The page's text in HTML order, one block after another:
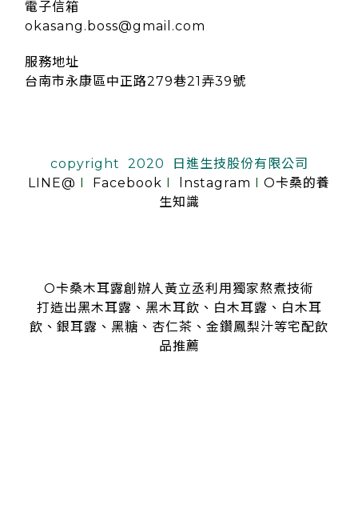
電子信箱
okasang.boss@gmail.com
服務地址
台南市永康區中正路279巷21弄39號
copyright 2020 日進生技股份有限公司
LINE@ I Facebook I lnstagram I O卡桑的養
生知識
O卡桑木耳露創辦人黃立丞利用獨家熬煮技術
打造出黑木耳露、黑木耳飲、白木耳露、白木耳
飲、銀耳露、黑糖、杏仁茶、金鑽鳳梨汁等宅配飲
品推薦